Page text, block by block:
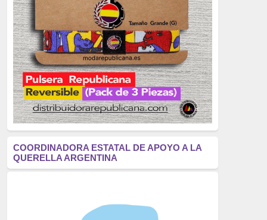
borbones
(2176)
Cultura
(2163)
Guerra
(1674)
genocidio
(1234)
mujer
(1070)
Eventos
(914)
Crímenes del franquismo
(721)
COORDINADORA ESTATAL DE APOYO A LA
QUERELLA ARGENTINA